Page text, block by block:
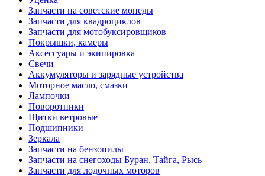
Запчасти на советские мопеды
Запчасти для квадроциклов
Запчасти для мотобуксировщиков
Покрышки, камеры
Аксессуары и экипировка
Свечи
Аккумуляторы и зарядные устройства
Моторное масло, смазки
Лампочки
Поворотники
Щитки ветровые
Подшипники
Зеркала
Запчасти на бензопилы
Запчасти на снегоходы Буран, Тайга, Рысь
Запчасти для лодочных моторов